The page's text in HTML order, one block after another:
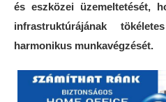
és eszközei üzemeltetését,
infrastruktúrájának
harmonikus munkavégzését.